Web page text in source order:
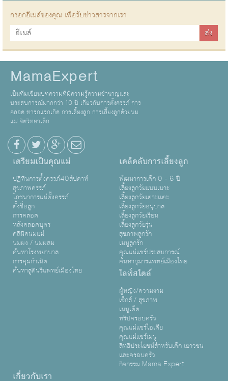
กรอกอีเมล์ของคุณ เพื่อรับข่าวสารจากเรา
MamaExpert
เป็นทีมเขียนบทความที่มีความรู้ความชำนาญและ
ประสบการณ์มากกว่า 10 ปี เกี่ยวกับการตั้งครรภ์ การ
คลอด ทารกแรกเกิด การเลี้ยงลูก การเลี้ยงลูกด้วยนม
แม่ จิตวิทยาเด็ก
เตรียมเป็นคุณแม่
ปฏิทินการตั้งครรภ์40สัปดาห์
สุขภาพครรภ์
โภชนาการแม่ตั้งครรภ์
ตั้งชื่อลูก
การคลอด
หลังคลอดบุตร
คลินิคนมแม่
นมผง / นมผสม
ค้นหาโรงพยาบาล
การคุมกำเนิด
ค้นหาสูตินรีแพทย์เมืองไทย
เคล็ดลับการเลี้ยงลูก
พัฒนาการเด็ก 0 - 6 ปี
เลี้ยงลูกวัยแบบเบาะ
เลี้ยงลูกวัยเตาะเเตะ
เลี้ยงลูกวัยอนุบาล
เลี้ยงลูกวัยเรียน
เลี้ยงลูกวัยรุ่น
สุขภาพลูกรัก
เมนูลูกรัก
คุณแม่แชร์ประสบการณ์
ค้นหากุมารแพทย์เมืองไทย
ไลฟ์สไตล์
ผู้หญิง/ความงาม
เซ็กส์ / สุขภาพ
เมนูเด็ด
ทริปครอบครัว
คุณแม่แชร์ไอเดีย
คุณแม่แชร์เมนู
สิทธิประโยชน์สำหรับเด็ก เยาวชน
และครอบครัว
กิจกรรม Mama Expert
เกี่ยวกับเรา